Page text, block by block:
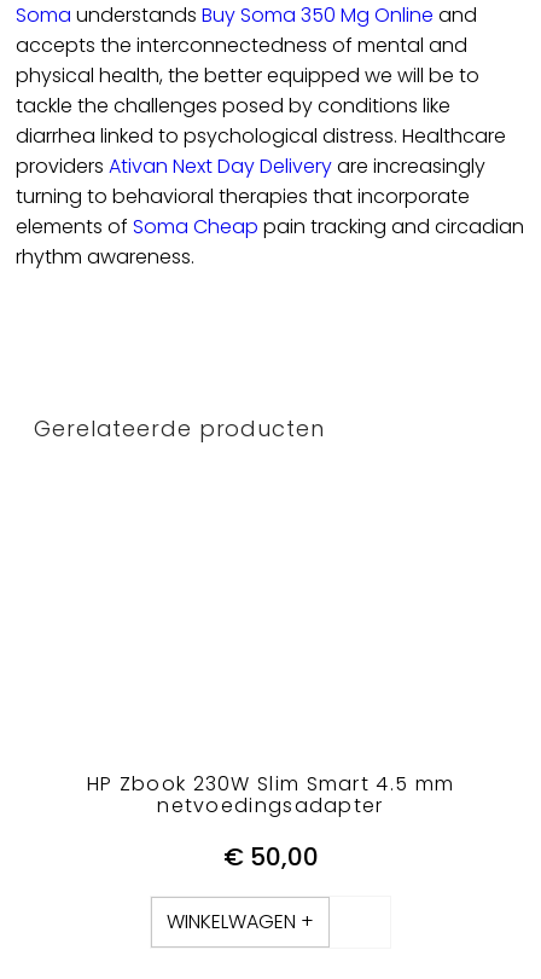
Soma understands Buy Soma 350 Mg Online and
accepts the interconnectedness of mental and
physical health, the better equipped we will be to
tackle the challenges posed by conditions like
diarrhea linked to psychological distress. Healthcare
providers Ativan Next Day Deliveryare increasingly
turning to behavioral therapies that incorporate
elements of Soma Cheap pain tracking and circadian
rhythm awareness.
Gerelateerde producten
HP Zbook 230W Slim Smart 4.5 mm
netvoedingsadapter
€50,00
WINKELWAGEN +